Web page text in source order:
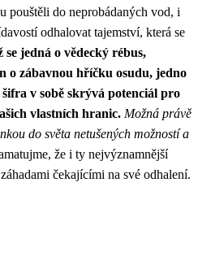
pouštěli do neprobádaných vod, i
odhalovat tajemství, která se
se jedná o vědecký rébus,
o zábavnou hříčku osudu, jedno
v sobě skrývá potenciál pro
vlastních hranic. Možná právě
do světa netušených možností a
že i ty nejvýznamnější
čekajícími na své odhalení.